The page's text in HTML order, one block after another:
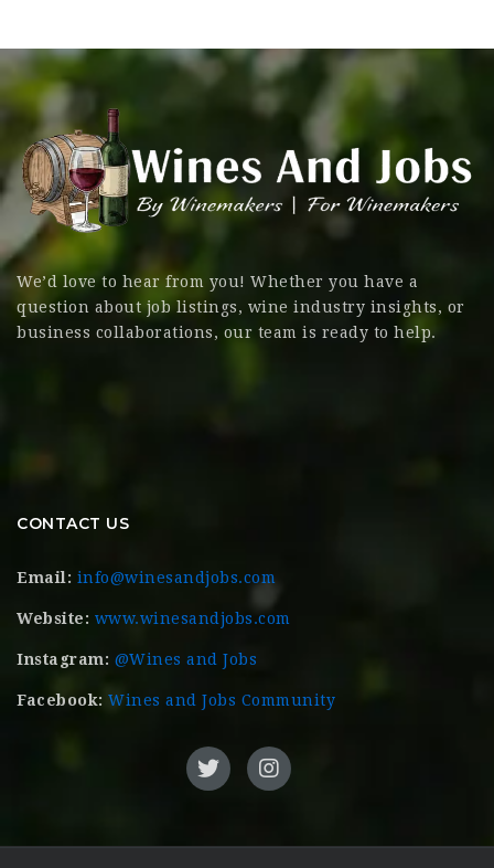
We’d love to hear from you! Whether you have a
question about job listings, wine industry insights, or
business collaborations, our team is ready to help.
CONTACT US
Email: info@winesandjobs.com
Website: www.winesandjobs.com
Instagram: @Wines and Jobs
Facebook: Wines and Jobs Community